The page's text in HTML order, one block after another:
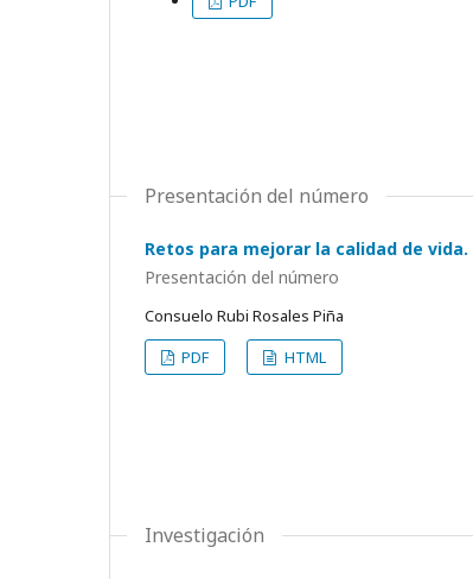
Presentación del número
Retos para mejorar la calidad de
Presentación del número
Consuelo Rubi Rosales Piña
PDF
HTML
Investigación